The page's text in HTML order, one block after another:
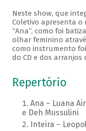
Neste show, que
Coletivo apresenta o
“Ana”, como foi
olhar feminino
como instrumento
do CD e dos arranjos
Repertório
Ana – Luana
e Deh Mussulini
Inteira –